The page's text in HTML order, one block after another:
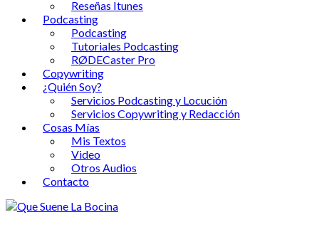
Reseñas Itunes
Podcasting
Podcasting
Tutoriales Podcasting
RØDECaster Pro
Copywriting
¿Quién Soy?
Servicios Podcasting y Locución
Servicios Copywriting y Redacción
Cosas Mías
Mis Textos
Video
Otros Audios
Contacto